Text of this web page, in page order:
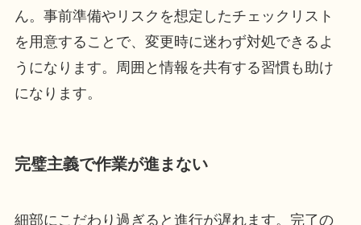
ん。事前準備やリスクを想定したチェックリスト
を用意することで、変更時に迷わず対処できるよ
うになります。周囲と情報を共有する習慣も助け
になります。
完璧主義で作業が進まない
細部にこだわり過ぎると進行が遅れます。完了の